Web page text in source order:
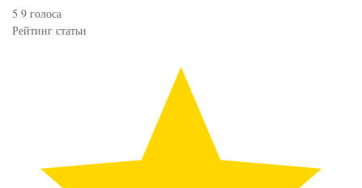
5 9 голоса
Рейтинг статьи